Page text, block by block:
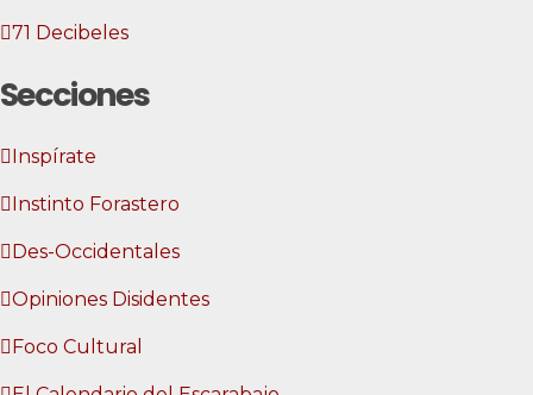
71 Decibeles
Secciones
Inspírate
Instinto Forastero
Des-Occidentales
Opiniones Disidentes
Foco Cultural